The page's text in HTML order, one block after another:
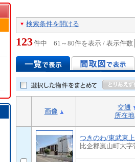
検索条件を開ける
123件中 61～80件を表示 / 表示件数
画像
交通
所在地
つきのわ/東武東
比企郡嵐山町大字